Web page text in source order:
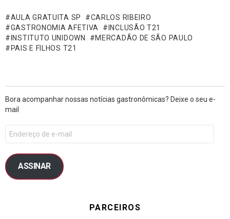
AULA GRATUITA SP
CARLOS RIBEIRO
GASTRONOMIA AFETIVA
INCLUSÃO T21
INSTITUTO UNIDOWN
MERCADÃO DE SÃO PAULO
PAIS E FILHOS T21
Bora acompanhar nossas notícias gastronômicas? Deixe o seu e-
mail
ASSINAR
PARCEIROS